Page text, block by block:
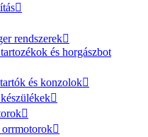
rendszerek
és horgászbot
és konzolok